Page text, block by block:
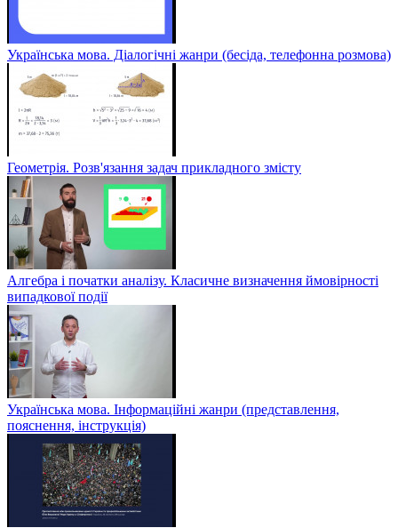
Українська мова. Діалогічні жанри (бесіда, телефонна розмова)
Геометрія. Розв'язання задач прикладного змісту
Алгебра і початки аналізу. Класичне визначення ймовірності
випадкової події
Українська мова. Інформаційні жанри (представлення,
пояснення, інструкція)